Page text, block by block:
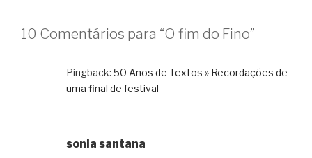
10 Comentários para “O fim do Fino”
Pingback: 50 Anos de Textos » Recordações de
uma final de festival
sonia santana